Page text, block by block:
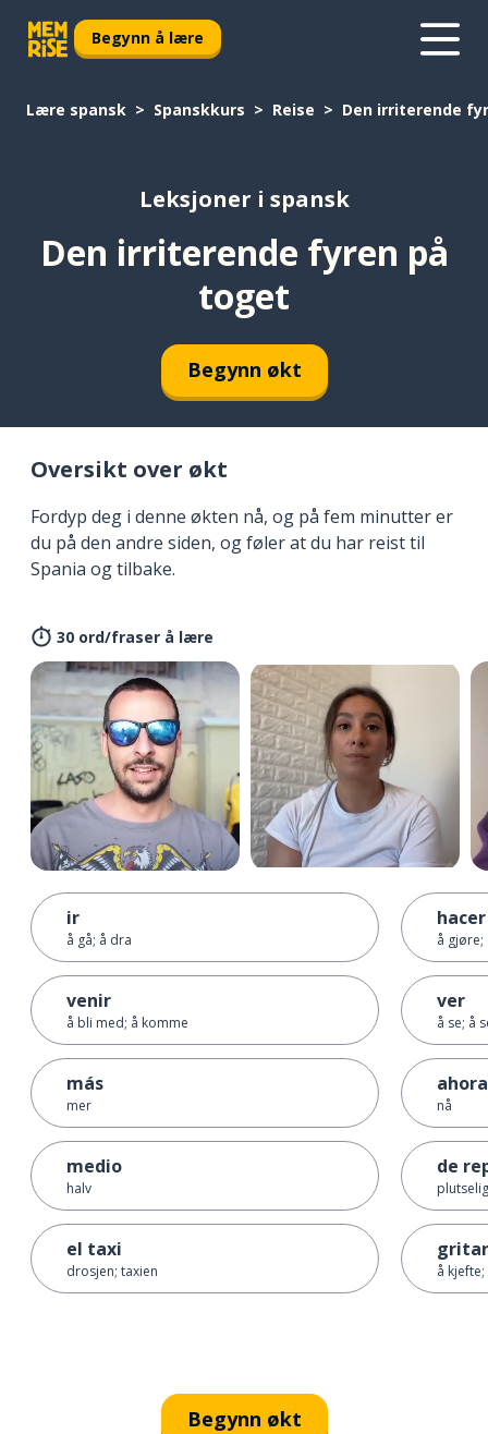
Begynn å lære
Lære spansk Spanskkurs Reise Den irriterende
Leksjoner i spansk
Den irriterende fyren på
toget
Begynn økt
Oversikt over økt
Fordyp deg i denne økten nå, og på fem minutter er
du på den andre siden, og føler at du har reist til
Spania og tilbake.
30 ord/fraser å lære
ir
å gå; å dra
venir
å bli med; å komme
más
mer
medio
halv
el taxi
drosjen; taxien
hacer
å gjøre;
ver
å se; å
ahora
nå
de
plutselig
gritar
å
Begynn økt